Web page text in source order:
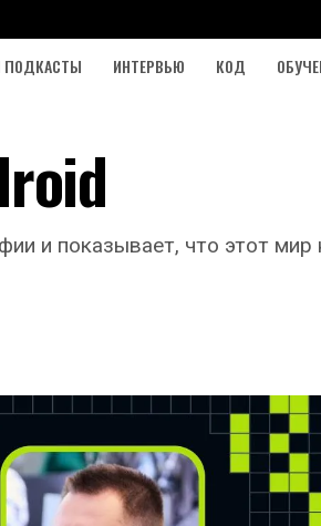
ПОДКАСТЫ ИНТЕРВЬЮ КОД
и показывает, что этот мир